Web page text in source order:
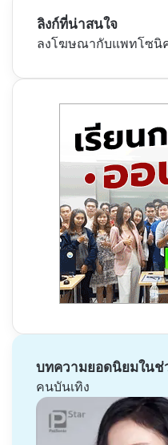
ลิงก์ที่น่าสนใจ
ลงโฆษณากับแพทโซนิ
บทความยอดนิยมในช่
คนบันเทิง